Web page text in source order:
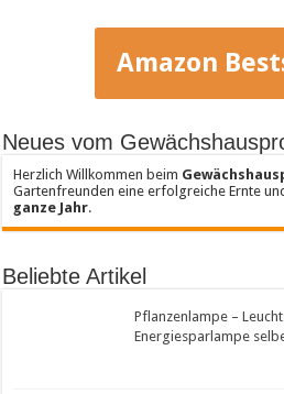
Amazon
Neues vom
Herzlich Willkommen beim
Gartenfreunden eine erfolgreiche Ernte
ganze Jahr.
Beliebte Artikel
Pflanzenlampe –
Energiesparlampe